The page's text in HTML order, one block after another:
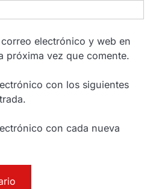
electrónico y web en
próxima vez que comente.
con los siguientes
con cada nueva